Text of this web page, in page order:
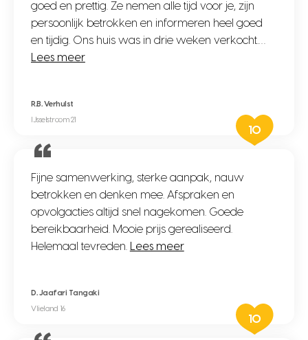
goed en prettig. Ze nemen alle tijd voor je, zijn
persoonlijk betrokken en informeren heel goed
en tijdig. Ons huis was in drie weken verkocht.…
Lees meer
R.B. Verhulst
IJsselstroom 21
10
Fijne samenwerking, sterke aanpak, nauw
betrokken en denken mee. Afspraken en
opvolgacties altijd snel nagekomen. Goede
bereikbaarheid. Mooie prijs gerealiseerd.
Helemaal tevreden.
Lees meer
D. Jaafari Tangaki
Vlieland 16
10